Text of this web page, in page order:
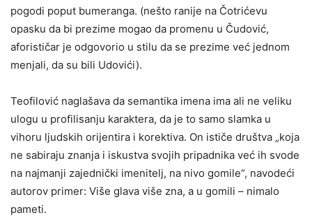
pogodi poput bumeranga. (nešto ranije na Čotrićevu
opasku da bi prezime mogao da promenu u Čudović,
aforističar je odgovorio u stilu da se prezime već jednom
menjali, da su bili Udovići).
Teofilović naglašava da semantika imena ima ali ne veliku
ulogu u profilisanju karaktera, da je to samo slamka u
vihoru ljudskih orijentira i korektiva. On ističe društva „koja
ne sabiraju znanja i iskustva svojih pripadnika već ih svode
na najmanji zajednički imenitelj, na nivo gomile“, navodeći
autorov primer: Više glava više zna, a u gomili – nimalo
pameti.